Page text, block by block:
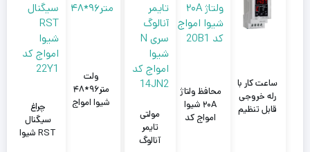
ساعت کار با
رله خروجی
قابل تنظیم
محافظ ولتاژ
۲۰A شیوا
امواج کد
مولتی
تایمر
آنالوگ
ولت
متر۹۶*۴۸
شیوا امواج
چراغ
سیگنال
RST شیوا